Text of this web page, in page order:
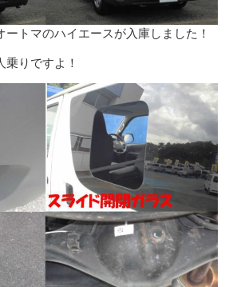
ートマのハイエースが入庫しました！
乗りですよ！